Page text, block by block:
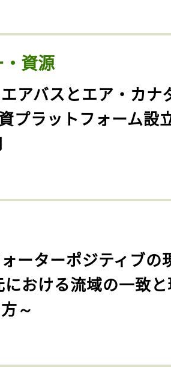
資源
エアバスとエア・カナ
プラットフォーム設
ォーターポジティブの
における流域の一致
～